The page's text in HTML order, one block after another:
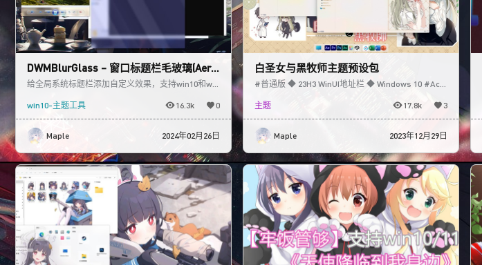
DWMBlurGlass – 窗口标题栏毛玻璃(Aero
Glass)
给全局系统标题栏添加自定义效果，支持win10和win
win10-主题工具
16.3k 0
Maple 2024年02月26日
白圣女与黑牧师主题预设包
#普通版 ◆ 23H3 WinUI地址栏 ◆ Windows 10 #Acry
主题
17.8k 3
Maple 2023年12月29日